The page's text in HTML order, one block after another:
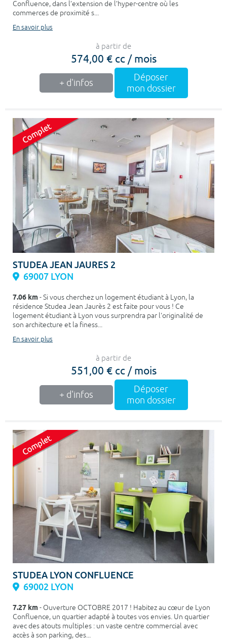
Confluence, dans l’extension de l’hyper-centre où les
commerces de proximité s...
En savoir plus
à partir de
574,00 € cc / mois
+ d'infos
Déposer
mon dossier
STUDEA JEAN JAURES 2
69007 LYON
7.06 km- Si vous cherchez un logement étudiant à Lyon, la
résidence Studea Jean Jaurès 2 est faite pour vous ! Ce
logement étudiant à Lyon vous surprendra par l'originalité de
son architecture et la finess...
En savoir plus
à partir de
551,00 € cc / mois
+ d'infos
Déposer
mon dossier
STUDEA LYON CONFLUENCE
69002 LYON
7.27 km- Ouverture OCTOBRE 2017 ! Habitez au cœur de Lyon
Confluence, un quartier adapté à toutes vos envies. Un quartier
avec des atouts multiples : un vaste centre commercial avec
accès à son parking, des...